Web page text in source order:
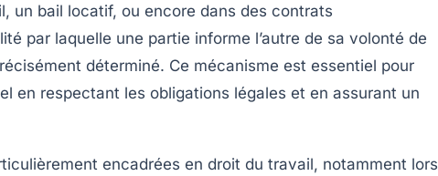
, un bail locatif, ou encore dans des contrats
par laquelle une partie informe l’autre de sa volonté de
déterminé. Ce mécanisme est essentiel pour
en respectant les obligations légales et en assurant un
encadrées en droit du travail, notamment lors